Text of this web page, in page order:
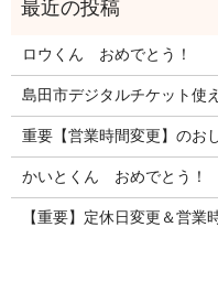
ロウくん おめでとう！
島田市デジタルチケット使
重要【営業時間変更】のお
かいとくん おめでとう！
【重要】定休日変更＆営業